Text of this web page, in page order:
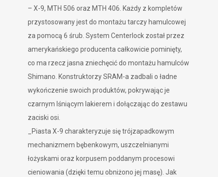
– X-9, MTH 506 oraz MTH 406. Każdy z kompletów
przystosowany jest do montażu tarczy hamulcowej
za pomocą 6 śrub. System Centerlock został przez
amerykańskiego producenta całkowicie pominięty,
co ma rzecz jasna zniechęcić do montażu hamulców
Shimano. Konstruktorzy SRAM-a zadbali o ładne
wykończenie swoich produktów, pokrywając je
czarnym lśniącym lakierem i dołączając do zestawu
zaciski osi.
_Piasta X-9 charakteryzuje się trójzapadkowym
mechanizmem bębenkowym, uszczelnianymi
łożyskami oraz korpusem poddanym procesowi
cieniowania (dzięki temu obniżono jej masę). Jak